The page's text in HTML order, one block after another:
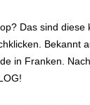
Das sind
Bekannt
in Franken.